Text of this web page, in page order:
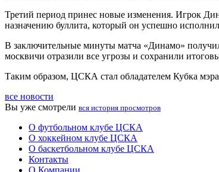
Третий период принес новые изменения. Игрок
назначению буллита, который он успешно
В заключительные минуты матча «Динамо»
москвичи отразили все угрозы и сохранили
Таким образом, ЦСКА стал обладателем Кубка
все новости
Вы уже смотрели вся история просмотров
О футбольном клубе ЦСКА
О хоккейном клубе ЦСКА
О баскетбольном клубе ЦСКА
Контакты
О Компании